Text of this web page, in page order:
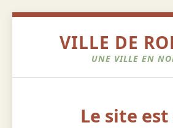
VILLE DE
UNE VILLE EN
Le site est